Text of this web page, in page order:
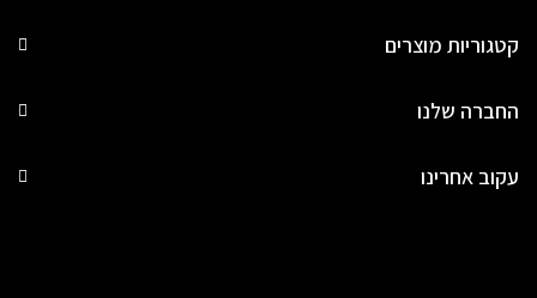
קטגוריות מוצרים
החברה שלנו
עקוב אחרינו